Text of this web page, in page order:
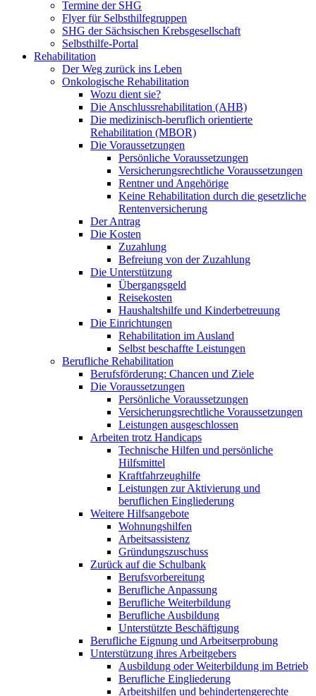
Termine der SHG
Flyer für Selbsthilfegruppen
SHG der Sächsischen Krebsgesellschaft
Selbsthilfe-Portal
Rehabilitation
Der Weg zurück ins Leben
Onkologische Rehabilitation
Wozu dient sie?
Die Anschlussrehabilitation (AHB)
Die medizinisch-beruflich orientierte
Rehabilitation (MBOR)
Die Voraussetzungen
Persönliche Voraussetzungen
Versicherungsrechtliche Voraussetzungen
Rentner und Angehörige
Keine Rehabilitation durch die gesetzliche
Rentenversicherung
Der Antrag
Die Kosten
Zuzahlung
Befreiung von der Zuzahlung
Die Unterstützung
Übergangsgeld
Reisekosten
Haushaltshilfe und Kinderbetreuung
Die Einrichtungen
Rehabilitation im Ausland
Selbst beschaffte Leistungen
Berufliche Rehabilitation
Berufsförderung: Chancen und Ziele
Die Voraussetzungen
Persönliche Voraussetzungen
Versicherungsrechtliche Voraussetzungen
Leistungen ausgeschlossen
Arbeiten trotz Handicaps
Technische Hilfen und persönliche
Hilfsmittel
Kraftfahrzeughilfe
Leistungen zur Aktivierung und
beruflichen Eingliederung
Weitere Hilfsangebote
Wohnungshilfen
Arbeitsassistenz
Gründungszuschuss
Zurück auf die Schulbank
Berufsvorbereitung
Berufliche Anpassung
Berufliche Weiterbildung
Berufliche Ausbildung
Unterstützte Beschäftigung
Berufliche Eignung und Arbeitserprobung
Unterstützung ihres Arbeitgebers
Ausbildung oder Weiterbildung im Betrieb
Berufliche Eingliederung
Arbeitshilfen und behindertengerechte